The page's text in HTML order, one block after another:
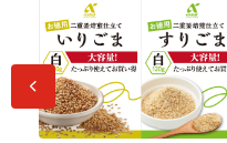
前へ